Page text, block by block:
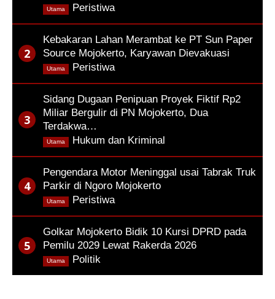
Peristiwa
Utama
Kebakaran Lahan Merambat ke PT Sun Paper
Source Mojokerto, Karyawan Dievakuasi
Peristiwa
Utama
Sidang Dugaan Penipuan Proyek Fiktif Rp2
Miliar Bergulir di PN Mojokerto, Dua
Terdakwa…
Hukum dan Kriminal
Utama
Pengendara Motor Meninggal usai Tabrak Truk
Parkir di Ngoro Mojokerto
Peristiwa
Utama
Golkar Mojokerto Bidik 10 Kursi DPRD pada
Pemilu 2029 Lewat Rakerda 2026
Politik
Utama